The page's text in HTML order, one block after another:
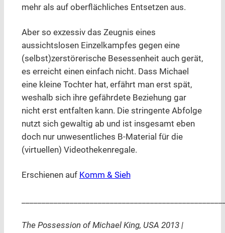
mehr als auf oberflächliches Entsetzen aus.
Aber so exzessiv das Zeugnis eines
aussichtslosen Einzelkampfes gegen eine
(selbst)zerstörerische Besessenheit auch gerät,
es erreicht einen einfach nicht. Dass Michael
eine kleine Tochter hat, erfährt man erst spät,
weshalb sich ihre gefährdete Beziehung gar
nicht erst entfalten kann. Die stringente Abfolge
nutzt sich gewaltig ab und ist insgesamt eben
doch nur unwesentliches B-Material für die
(virtuellen) Videothekenregale.
Erschienen auf Komm & Sieh
The Possession of Michael King, USA 2013 |